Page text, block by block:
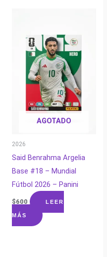
AGOTADO
2026
Said Benrahma Argelia
Base #18 – Mundial
Fútbol 2026 – Panini
$600 LEER
MÁS